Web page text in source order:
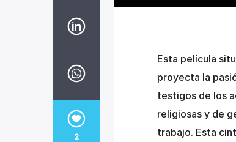
2
Esta película
proyecta la
testigos de los
religiosas y de
trabajo. Esta